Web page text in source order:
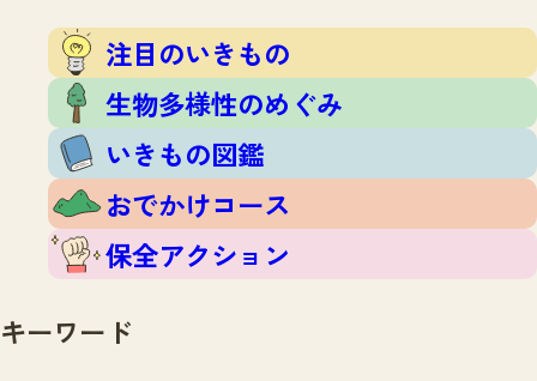
注目のいきもの
生物多様性のめぐみ
いきもの図鑑
おでかけコース
保全アクション
いきもの調査隊
調査レポート
調査レポートTOP
調査結果
ふくおかいきものマップ
マッチング
マッチングTOP
掲載申し込みフォーム
お問合せ
注目のいきもの
生物多様性のめぐみ
いきもの図鑑
おでかけコース
保全アクション
キーワード